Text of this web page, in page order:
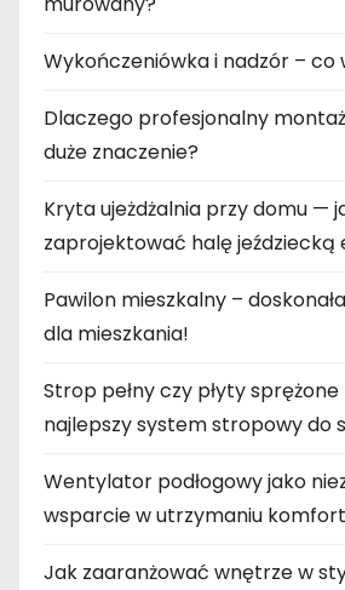
Wykończeniówka i nadzór – co
Dlaczego profesjonalny
duże znaczenie?
Kryta ujeżdżalnia przy domu —
zaprojektować halę jeździecką
Pawilon mieszkalny –
dla mieszkania!
Strop pełny czy płyty
najlepszy system stropowy do
Wentylator podłogowy jako
wsparcie w utrzymaniu
Jak zaaranżować wnętrze w